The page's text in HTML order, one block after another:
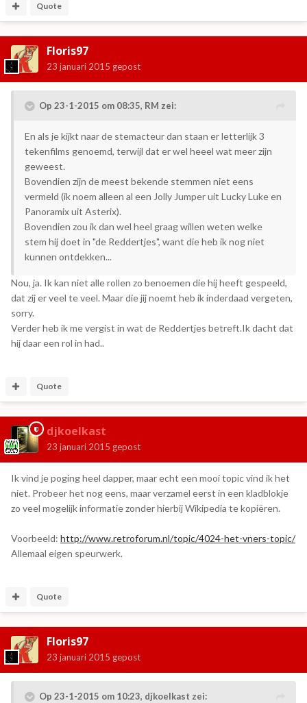
Quote
Floris97
23 januari 2015 gepost
Op 23-1-2015 om 08:35, RM zei:
En als je kijkt naar de stemacteur dan staan er letterlijk 3
tekenfilms genoemd, terwijl dat er wel heeel wat meer zijn
geweest.
Bovendien zijn de meest bekende stemmen niet eens
vermeld (ik noem alleen al een Jolly Jumper uit Lucky Luke en
Panoramix uit Asterix).
Bovendien zou ik dan wel heel graag willen weten welke
stem hij doet in "de Reddertjes", want die heb ik nog niet
kunnen ontdekken...
Nou, ja. Ik kan niet alle rollen zo benoemen die hij heeft gespeeld,
dat zij er veel te veel. Maar die jij noemt heb ik inderdaad vergeten,
sorry.
Verder heb ik me vergist in wat de Reddertjes betreft.Ik dacht dat
hij daar een rol in had..
Quote
djkoelkast
23 januari 2015 gepost
Ik vind je poging heel dapper, maar echt een mooi topic vind ik het
niet. Probeer het nog eens, maar verzamel eerst in een kladblokje
zo veel mogelijk informatie zonder hierbij Wikipedia te kopiëren.
Voorbeeld: http://www.retroforum.nl/topic/4024-het-vners-topic/
Allemaal eigen speurwerk.
Quote
Floris97
23 januari 2015 gepost
Op 23-1-2015 om 10:23, djkoelkast zei: